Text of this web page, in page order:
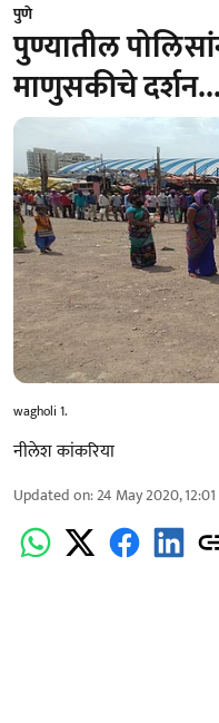
पुणे
पुण्यातील
माणुसकीचे दर्शन...
wagholi 1.
नीलेश कांकरिया
Updated on:24 May 2020,